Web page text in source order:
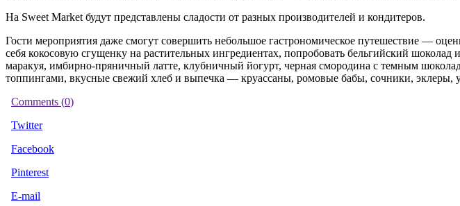
На Sweet Market будут представлены сладости от разных производителей и кондитеров.
Гости мероприятия даже смогут совершить небольшое гастрономическое путешествие —
себя кокосовую сгущенку на растительных ингредиентах, попробовать бельгийский
маракуя, имбирно-пряничный латте, клубничный йогурт, черная смородина с темным
топпингами, вкусные свежий хлеб и выпечка — круассаны, ромовые бабы, сочники, эклеры,
Comments (0)
Twitter
Facebook
Pinterest
E-mail